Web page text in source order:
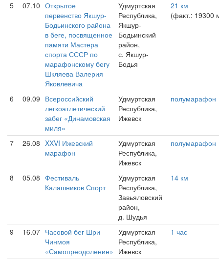
5 07.10 Открытое
первенство Якшур-
Бодьинского района
в беге, посвященное
памяти Мастера
спорта СССР по
марафонскому бегу
Шкляева Валерия
Яковлевича
Удмуртская
Республика,
Якшур-
Бодьинский
район,
с. Якшур-
Бодья
21 км
(факт.: 19300
6 09.09 Всероссийский
легкоатлетический
забег «Динамовская
миля»
Удмуртская
Республика,
Ижевск
полумарафон
7 26.08 XXVI Ижевский
марафон
Удмуртская
Республика,
Ижевск
полумарафон
8 05.08 Фестиваль
Калашников Спорт
Удмуртская
Республика,
Завьяловский
район,
д. Шудья
14 км
9 16.07 Часовой бег Шри
Чинмоя
«Самопреодоление»
Удмуртская
Республика,
Ижевск
1 час